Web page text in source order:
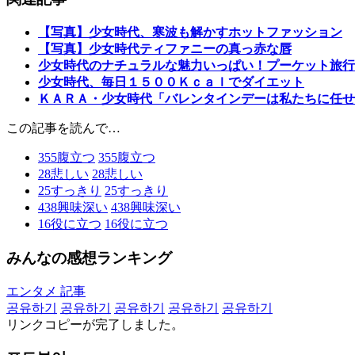
【写真】少女時代、寒波も解かすホットファッション
【写真】少女時代ティファニーの真っ赤な唇
少女時代のナチュラルな魅力いっぱい！プーケット旅
少女時代、毎日１５００Ｋｃａｌでダイエット
ＫＡＲＡ・少女時代「バレンタインデーは私たちに任せ
この記事を読んで…
355腹立つ 355腹立つ
28悲しい 28悲しい
25すっきり 25すっきり
438興味深い 438興味深い
16役に立つ 16役に立つ
みんなの感想ランキング
エンタメ 記事
공유하기
공유하기 공유하기 공유하기
공유하기
リンクコピーが完了しました。